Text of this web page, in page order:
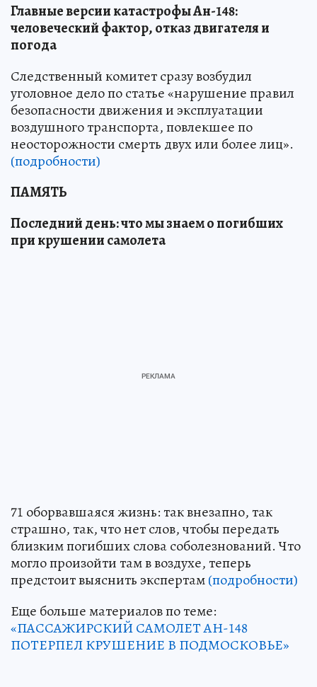
Главные версии катастрофы Ан-148:
человеческий фактор, отказ двигателя и
погода
Следственный комитет сразу возбудил
уголовное дело по статье «нарушение правил
безопасности движения и эксплуатации
воздушного транспорта, повлекшее по
неосторожности смерть двух или более лиц».
(подробности)
ПАМЯТЬ
Последний день: что мы знаем о погибших
при крушении самолета
71 оборвавшаяся жизнь: так внезапно, так
страшно, так, что нет слов, чтобы передать
близким погибших слова соболезнований. Что
могло произойти там в воздухе, теперь
предстоит выяснить экспертам(подробности)
Еще больше материалов по теме:
«ПАССАЖИРСКИЙ САМОЛЕТ АН-148
ПОТЕРПЕЛ КРУШЕНИЕ В ПОДМОСКОВЬЕ»